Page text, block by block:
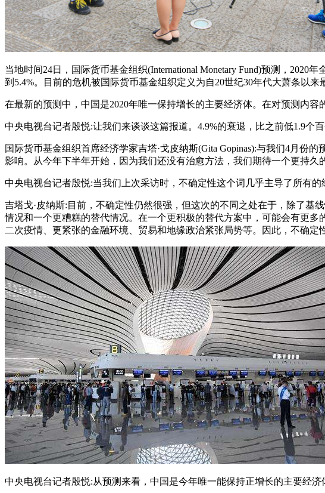
当地时间24日，国际货币基金组织(International Monetary Fund)预测，
到5.4%。目前的危机被国际货币基金组织定义为自20世纪30年代大萧条以来
在最新的预测中，中国是2020年唯一保持增长的主要经济体。在对预测内
中央电视台记者殷悦:让我们来谈谈这篇报道。4.9%的衰退，比之前低1.9个
国际货币基金组织首席经济学家吉塔·戈皮纳斯(Gita Gopinas):与我们4月份
影响。从今年下半年开始，因为我们还没有治愈方法，我们期待一个更持久
中央电视台记者殷悦:当我们上次采访时，不确定性这个词几乎主导了所有的
吉塔戈·皮纳斯:目前，不确定性仍然很强，但这次的不同之处在于，除了
情况和一个更糟糕的替代情况。在一个更积极的替代方案中，可能会有更
二次疫情、更紧张的金融环境、贸易和地缘政治紧张局势等。因此，不确定
中央电视台记者殷悦:从预测来看，中国是今年唯一能保持正增长的主要经